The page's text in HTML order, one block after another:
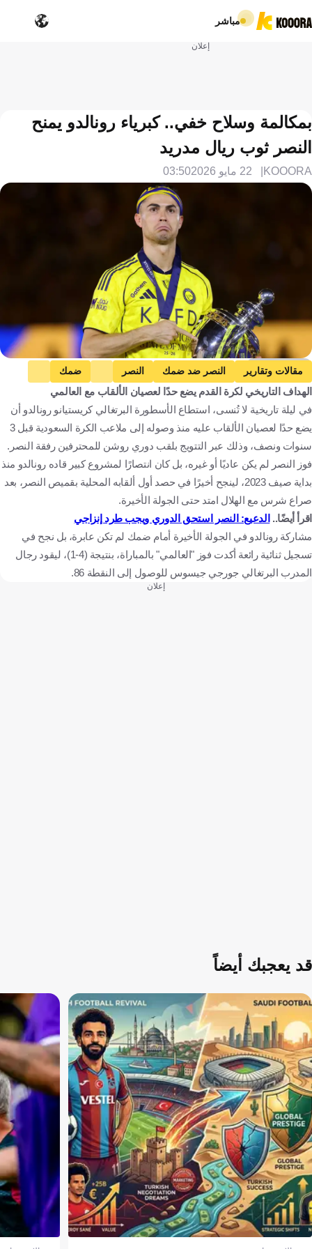
مباشر
إعلان
بمكالمة وسلاح خفي.. كبرياء رونالدو يمنح
النصر ثوب ريال مدريد
KOOORA 22 مايو 2026 03:50
Getty Images
مقالات وتقارير النصر ضد ضمك النصر
ضمك
دوري روشن السعودي
كريستيانو رونالدو
ريال مدريد
الدوري الإسباني
جورج جيسوس
المملكة العربية السعودية
البرتغال
الهداف التاريخي لكرة القدم يضع حدًا لعصيان الألقاب مع العالمي
في ليلة تاريخية لا تُنسى، استطاع الأسطورة البرتغالي كريستيانو رونالدو أن
يضع حدًا لعصيان الألقاب عليه منذ وصوله إلى ملاعب الكرة السعودية قبل 3
سنوات ونصف، وذلك عبر التتويج بلقب دوري روشن للمحترفين رفقة النصر.
فوز النصر لم يكن عاديًا أو غيره، بل كان انتصارًا لمشروع كبير قاده رونالدو منذ
بداية صيف 2023، لينجح أخيرًا في حصد أول ألقابه المحلية بقميص النصر، بعد
صراع شرس مع الهلال امتد حتى الجولة الأخيرة.
اقرأ أيضًا.. الدعيع: النصر استحق الدوري ويجب طرد إنزاجي
مشاركة رونالدو في الجولة الأخيرة أمام ضمك لم تكن عابرة، بل نجح في
تسجيل ثنائية رائعة أكدت فوز "العالمي" بالمباراة، بنتيجة (4-1)، ليقود رجال
المدرب البرتغالي جورجي جيسوس للوصول إلى النقطة 86.
إعلان
قد يعجبك أيضاً